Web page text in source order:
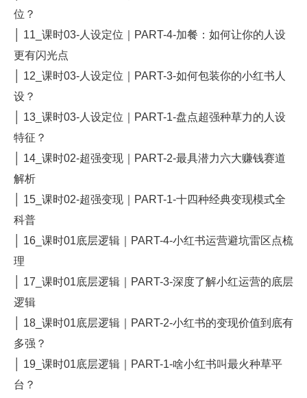
位？
│ 11_课时03-人设定位｜PART-4-加餐：如何让你的人设
更有闪光点
│ 12_课时03-人设定位｜PART-3-如何包装你的小红书人
设？
│ 13_课时03-人设定位｜PART-1-盘点超强种草力的人设
特征？
│ 14_课时02-超强变现｜PART-2-最具潜力六大赚钱赛道
解析
│ 15_课时02-超强变现｜PART-1-十四种经典变现模式全
科普
│ 16_课时01底层逻辑｜PART-4-小红书运营避坑雷区点梳
理
│ 17_课时01底层逻辑｜PART-3-深度了解小红运营的底层
逻辑
│ 18_课时01底层逻辑｜PART-2-小红书的变现价值到底有
多强？
│ 19_课时01底层逻辑｜PART-1-啥小红书叫最火种草平
台？